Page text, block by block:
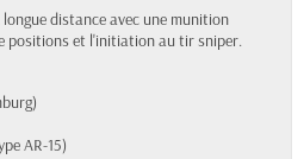
distance avec une munition
positions et l'initiation au tir sniper.
AR-15)